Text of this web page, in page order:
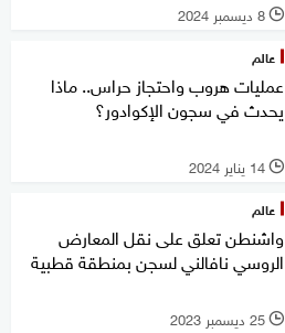
l 8 ديسمبر 2024
عالم
عمليات هروب واحتجاز حراس.. ماذا
يحدث في سجون الإكوادور؟
l 14 يناير 2024
عالم
واشنطن تعلق على نقل المعارض
الروسي نافالني لسجن بمنطقة قطبية
l 25 ديسمبر 2023